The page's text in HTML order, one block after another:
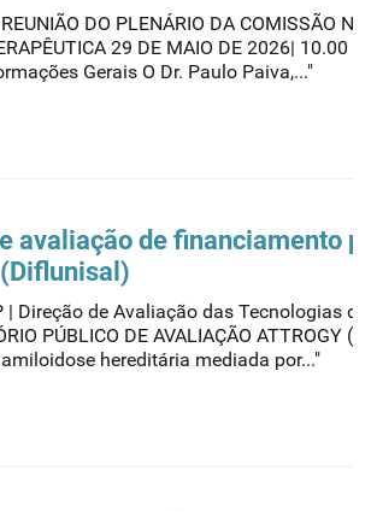
DO PLENÁRIO DA COMISSÃO
29 DE MAIO DE 2026| 10.00 H
Gerais O Dr. Paulo Paiva,..."
avaliação de financiamento
| Direção de Avaliação das Tecnologias de
PÚBLICO DE AVALIAÇÃO ATTROGY
hereditária mediada por..."